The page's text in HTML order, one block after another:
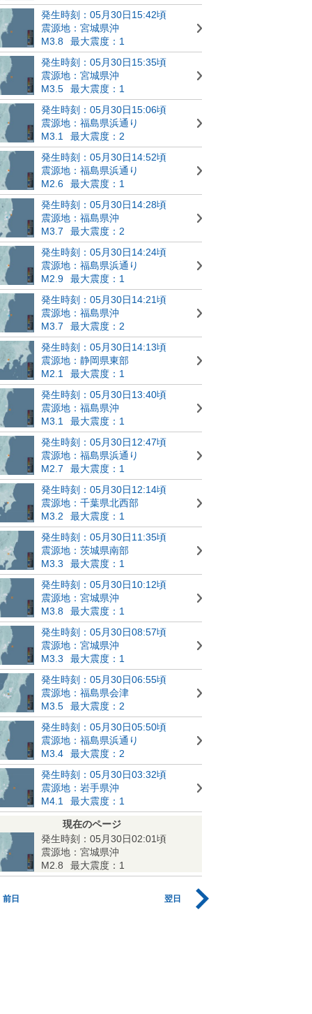
発生時刻：05月30日15:42頃
震源地：宮城県沖
M3.8
最大震度：1
発生時刻：05月30日15:35頃
震源地：宮城県沖
M3.5
最大震度：1
発生時刻：05月30日15:06頃
震源地：福島県浜通り
M3.1
最大震度：2
発生時刻：05月30日14:52頃
震源地：福島県浜通り
M2.6
最大震度：1
発生時刻：05月30日14:28頃
震源地：福島県沖
M3.7
最大震度：2
発生時刻：05月30日14:24頃
震源地：福島県浜通り
M2.9
最大震度：1
発生時刻：05月30日14:21頃
震源地：福島県沖
M3.7
最大震度：2
発生時刻：05月30日14:13頃
震源地：静岡県東部
M2.1
最大震度：1
発生時刻：05月30日13:40頃
震源地：福島県沖
M3.1
最大震度：1
発生時刻：05月30日12:47頃
震源地：福島県浜通り
M2.7
最大震度：1
発生時刻：05月30日12:14頃
震源地：千葉県北西部
M3.2
最大震度：1
発生時刻：05月30日11:35頃
震源地：茨城県南部
M3.3
最大震度：1
発生時刻：05月30日10:12頃
震源地：宮城県沖
M3.8
最大震度：1
発生時刻：05月30日08:57頃
震源地：宮城県沖
M3.3
最大震度：1
発生時刻：05月30日06:55頃
震源地：福島県会津
M3.5
最大震度：2
発生時刻：05月30日05:50頃
震源地：福島県浜通り
M3.4
最大震度：2
発生時刻：05月30日03:32頃
震源地：岩手県沖
M4.1
最大震度：1
現在のページ
発生時刻：05月30日02:01頃
震源地：宮城県沖
M2.8
最大震度：1
前日 翌日